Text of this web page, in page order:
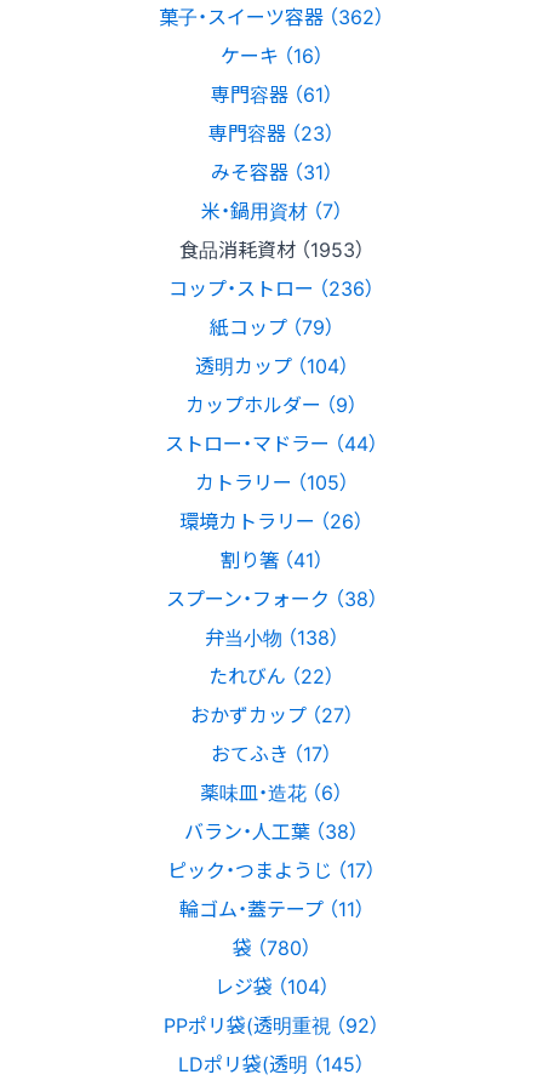
菓子・スイーツ容器 （362）
ケーキ （16）
専門容器 （61）
専門容器 （23）
みそ容器 （31）
米・鍋用資材 （7）
食品消耗資材 （1953）
コップ・ストロー （236）
紙コップ （79）
透明カップ （104）
カップホルダー （9）
ストロー・マドラー （44）
カトラリー （105）
環境カトラリー （26）
割り箸 （41）
スプーン・フォーク （38）
弁当小物 （138）
たれびん （22）
おかずカップ （27）
おてふき （17）
薬味皿・造花 （6）
バラン・人工葉 （38）
ピック・つまようじ （17）
輪ゴム・蓋テープ （11）
袋 （780）
レジ袋 （104）
PPポリ袋(透明重視 （92）
LDポリ袋(透明 （145）